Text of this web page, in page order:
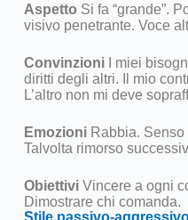
Aspetto Si fa “grande”.
visivo penetrante. Voce
ConvinzioniI miei
diritti degli altri. Il mio
L’altro non mi deve
EmozioniRabbia. Senso
Talvolta rimorso
ObiettiviVincere a ogni
Dimostrare chi comanda.
Stile passivo-